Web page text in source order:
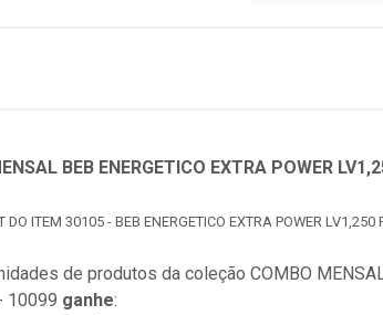
BEB ENERGETICO EXTRA POWER
DO ITEM 30105 - BEB ENERGETICO EXTRA POWER
de produtos da coleçãoCOMBO
10099 ganhe: